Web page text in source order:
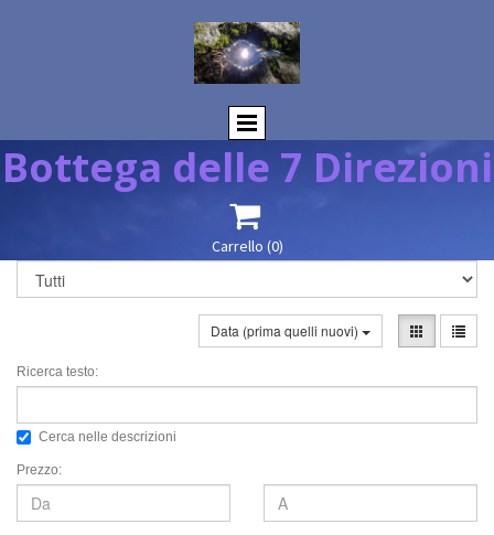
Bottega delle 7 Direzioni

Carrello (0)
Data (prima quelli nuovi)
Ricerca testo:
Cerca nelle descrizioni
Prezzo: